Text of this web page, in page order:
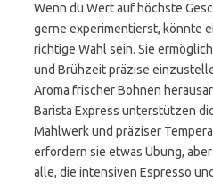
Wenn du Wert auf höchste
gerne experimentierst, könnte
richtige Wahl sein. Sie
und Brühzeit präzise
Aroma frischer Bohnen
Barista Express unterstützen
Mahlwerk und präziser
erfordern sie etwas Übung,
alle, die intensiven Espresso